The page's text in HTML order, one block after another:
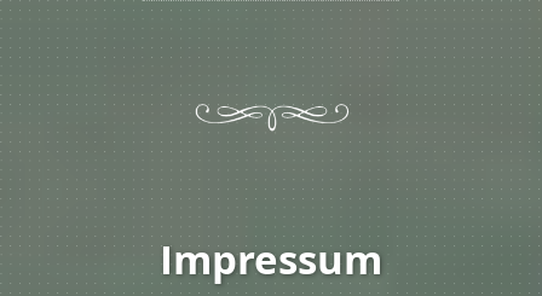
Impressum